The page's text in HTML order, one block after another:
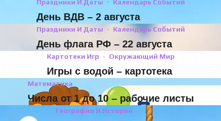
Праздники И Даты Календарь Событий
День ВДВ – 2 августа
Праздники И Даты Календарь Событий
День флага РФ – 22 августа
Картотеки Игр Окружающий Мир
Игры с водой – картотека
Математика
Числа от 1 до 10 – рабочие листы
География И История